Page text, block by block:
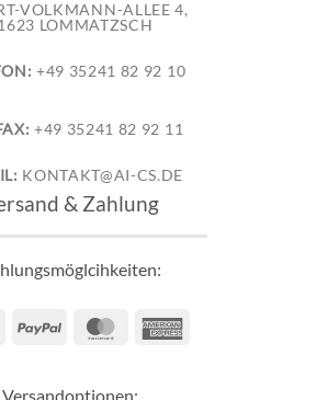
VOLKMANN-ALLEE 4,
LOMMATZSCH
+49 35241 82 92 10
+49 35241 82 92 11
KONTAKT@AI-CS.DE
& Zahlung
Visa PayPal MasterCard
Versandoptionen: